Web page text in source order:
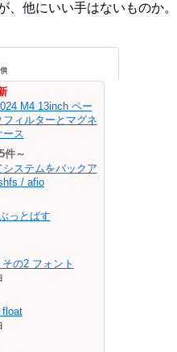
他にいい手はないものか。
M4 13inch ペー
フィルターとマグネ
ース
件～
システムをバックア
/ afio
っとばす
の2 フォント
float